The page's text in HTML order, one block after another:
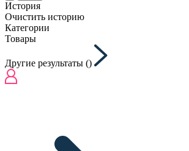
История
Очистить историю
Категории
Товары
Другие результаты ()